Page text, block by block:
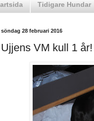
Tidigare Hundar
söndag 28 februari 2016
Ujjens VM kull 1 år!